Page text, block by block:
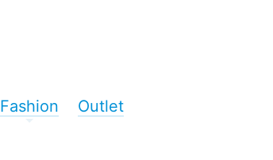
Fashion Outlet